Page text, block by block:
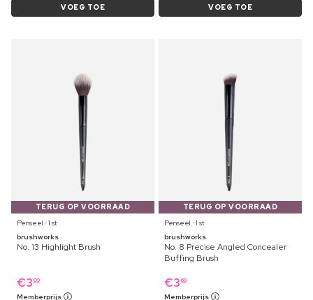
VOEG TOE VOEG TOE
TERUG OP VOORRAAD
Penseel ⋅ 1 st
brushworks
No. 13 Highlight Brush
€3 09
Memberprijs
TERUG OP VOORRAAD
Penseel ⋅ 1 st
brushworks
No. 8 Precise Angled Concealer
Buffing Brush
€3 69
Memberprijs